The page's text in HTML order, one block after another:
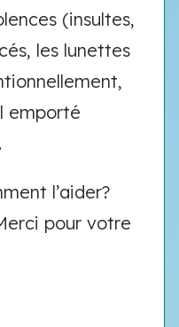
(insultes,
les lunettes
emporté
l’aider?
pour votre